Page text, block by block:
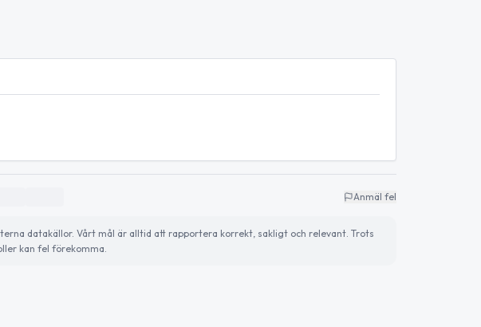
Anmäl fel
datakällor. Vårt mål är alltid att rapportera korrekt, sakligt och relevant. Trots
kan fel förekomma.